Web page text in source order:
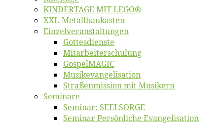
KINDERTAGE MIT LEGO®
XXL-Me­­tal­l­­bau­­kas­­ten
Einzelver­an­stal­tungen
Got­tes­diens­te
Mitarbeiter­schulung
Gos­pel­MA­GIC
Musikevan­ge­li­sa­tion
Straßenmis­sion mit Musikern
Se­mi­na­re
Se­mi­nar: SEELSORGE
Se­mi­nar Per­sön­li­che Evangelisation